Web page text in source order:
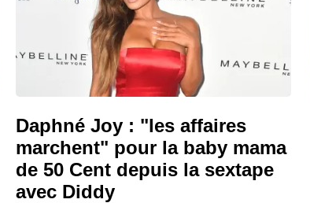
Daphné Joy : "les affaires
marchent" pour la baby mama
de 50 Cent depuis la sextape
avec Diddy